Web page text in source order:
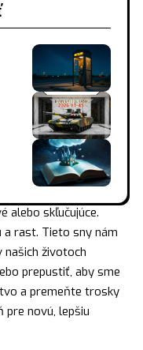
alebo skľučujúce.
a rast. Tieto sny nám
našich životoch
prepustiť, aby sme
a premeňte trosky
pre novú, lepšiu